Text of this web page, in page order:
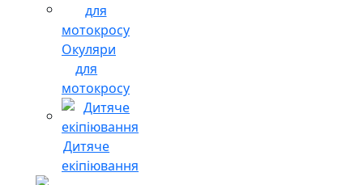
Окуляри
для
мотокросу
Дитяче
екіпіювання